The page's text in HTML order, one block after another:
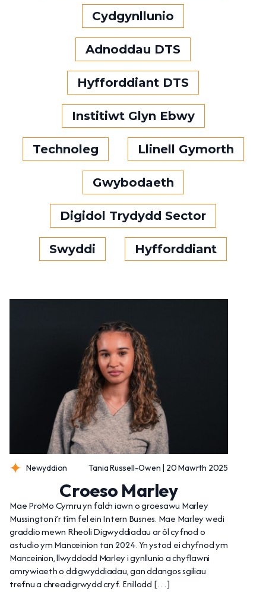
Cydgynllunio
Adnoddau DTS
Hyfforddiant DTS
Institiwt Glyn Ebwy
Technoleg Llinell Gymorth
Gwybodaeth
Digidol Trydydd Sector
Swyddi Hyfforddiant
Newyddion Tania Russell-Owen | 20 Mawrth 2025
Croeso Marley
Mae ProMo Cymru yn falch iawn o groesawu Marley
Mussington i’r tîm fel ein Intern Busnes. Mae Marley wedi
graddio mewn Rheoli Digwyddiadau ar ôl cyfnod o
astudio ym Manceinion tan 2024. Yn ystod ei chyfnod ym
Manceinion, llwyddodd Marley i gynllunio a chyflawni
amrywiaeth o ddigwyddiadau, gan ddangos sgiliau
trefnu a chreadigrwydd cryf. Enillodd […]